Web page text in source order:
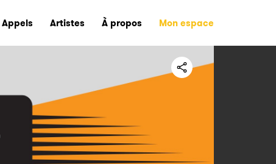
Appels Artistes À propos Mon espace